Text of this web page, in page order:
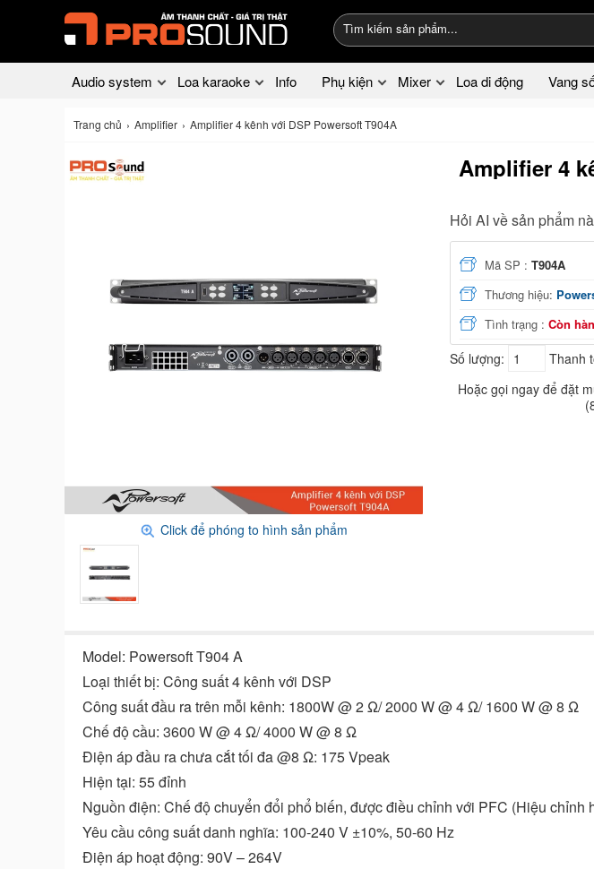
Audio system Loa karaoke Info Phụ kiện Mixer Loa di động Vang
Trang chủ Amplifier Amplifier 4 kênh với DSP Powersoft T904A
Click để phóng to hình sản phẩm
Amplifier 4
Hỏi AI về sản phẩm
Mã SP : T904A
Thương hiệu:
Tình trạng : Còn
Số lượng: Thanh
Hoặc gọi ngay để đặt
Model: Powersoft T904 A
Loại thiết bị: Công suất 4 kênh với DSP
Công suất đầu ra trên mỗi kênh: 1800W @ 2 Ω/ 2000 W @ 4 Ω/ 1600 W @ 8 Ω
Chế độ cầu: 3600 W @ 4 Ω/ 4000 W @ 8 Ω
Điện áp đầu ra chưa cắt tối đa @8 Ω: 175 Vpeak
Hiện tại: 55 đỉnh
Nguồn điện: Chế độ chuyển đổi phổ biến, được điều chỉnh với PFC (Hiệu chỉnh
Yêu cầu công suất danh nghĩa: 100-240 V ±10%, 50-60 Hz
Điện áp hoạt động: 90V – 264V